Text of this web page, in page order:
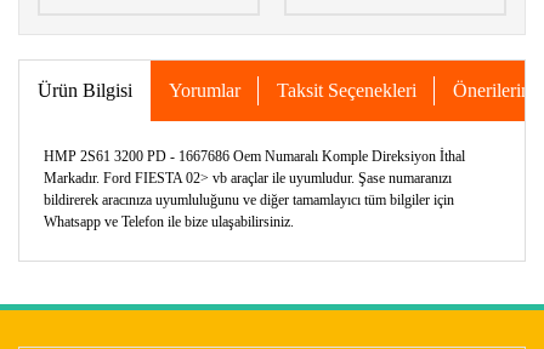
Ürün Bilgisi Yorumlar Taksit Seçenekleri Önerileriniz
HMP 2S61 3200 PD - 1667686 Oem Numaralı Komple Direksiyon İthal
Markadır. Ford FIESTA 02> vb araçlar ile uyumludur. Şase numaranızı
bildirerek aracınıza uyumluluğunu ve diğer tamamlayıcı tüm bilgiler için
Whatsapp ve Telefon ile bize ulaşabilirsiniz.